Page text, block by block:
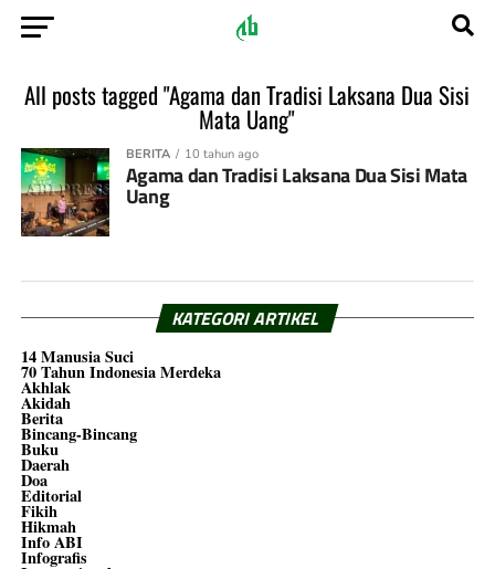
All posts tagged "Agama dan Tradisi Laksana Dua Sisi
Mata Uang"
BERITA 10 tahun ago
Agama dan Tradisi Laksana Dua Sisi Mata
Uang
KATEGORI ARTIKEL
14 Manusia Suci
70 Tahun Indonesia Merdeka
Akhlak
Akidah
Berita
Bincang-Bincang
Buku
Daerah
Doa
Editorial
Fikih
Hikmah
Info ABI
Infografis